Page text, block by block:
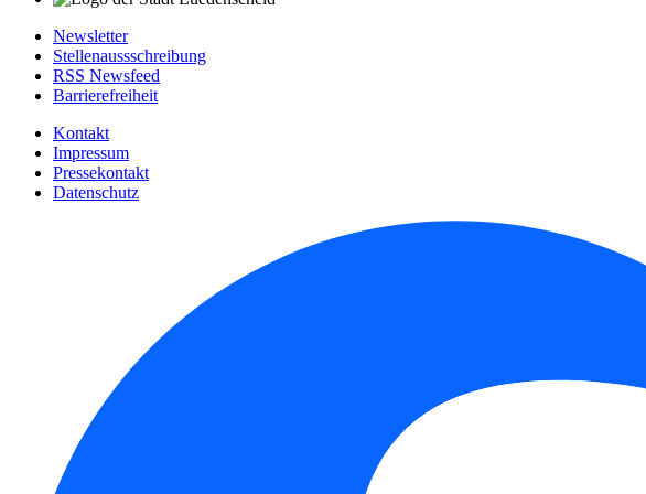
Newsletter
Stellenaussschreibung
RSS Newsfeed
Barrierefreiheit
Kontakt
Impressum
Pressekontakt
Datenschutz